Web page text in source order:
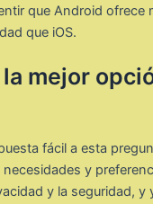
que Android ofrece
que iOS.
mejor
fácil a esta
y
y la seguridad, y